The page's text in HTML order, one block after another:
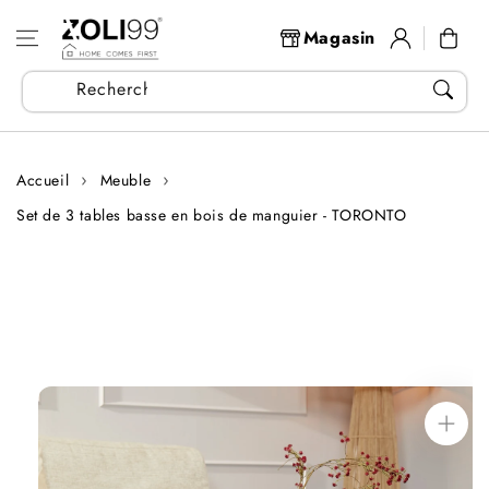
contenu
Recherchez vos articles...
Magasin
connecter
Panier
Accueil
Meuble
Set de 3 tables basse en bois de manguier - TORONTO